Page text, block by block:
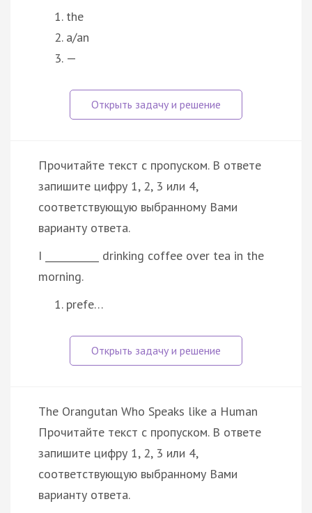
the
a/an
—
Прочитайте текст с пропуском. В ответе
запишите цифру 1, 2, 3 или 4,
соответствующую выбранному Вами
варианту ответа.
I ___________ drinking coffee over tea in the
morning.
prefe…
The Orangutan Who Speaks like a Human
Прочитайте текст с пропуском. В ответе
запишите цифру 1, 2, 3 или 4,
соответствующую выбранному Вами
варианту ответа.